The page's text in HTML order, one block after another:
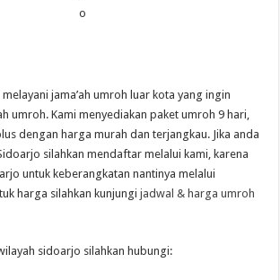
jama’ah umroh luar kota yang ingin
umroh. Kami menyediakan paket umroh 9 hari,
dengan harga murah dan terjangkau. Jika anda
silahkan mendaftar melalui kami, karena
untuk keberangkatan nantinya melalui
harga silahkan kunjungijadwal & harga umroh
sidoarjo silahkan hubungi: